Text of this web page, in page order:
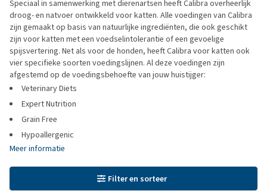
Speciaal in samenwerking met dierenartsen heeft Calibra overheerlijk
droog- en natvoer ontwikkeld voor katten. Alle voedingen van Calibra
zijn gemaakt op basis van natuurlijke ingrediënten, die ook geschikt
zijn voor katten met een voedselintolerantie of een gevoelige
spijsvertering. Net als voor de honden, heeft Calibra voor katten ook
vier specifieke soorten voedingslijnen. Al deze voedingen zijn
afgestemd op de voedingsbehoefte van jouw huistijger:
Veterinary Diets
Expert Nutrition
Grain Free
Hypoallergenic
Meer informatie
Filter en sorteer